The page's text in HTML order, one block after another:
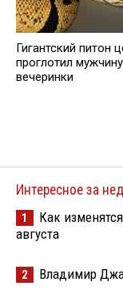
Гигантский питон
проглотил
вечеринки
Интересное за
1
Как
августа
2 Владимир